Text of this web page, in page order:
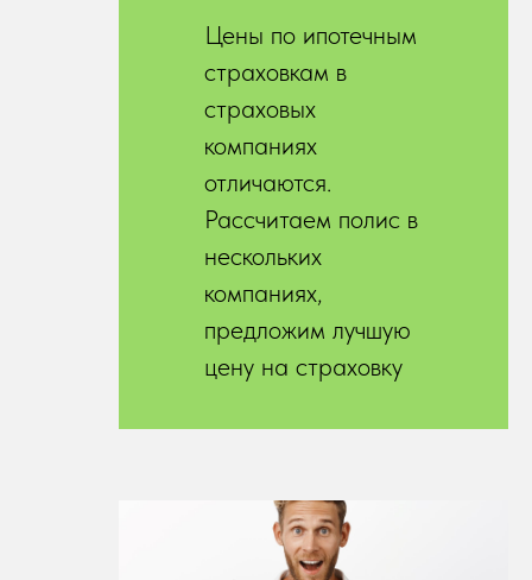
Цены по ипотечным
страховкам в
страховых
компаниях
отличаются.
Рассчитаем полис в
нескольких
компаниях,
предложим лучшую
цену на страховку